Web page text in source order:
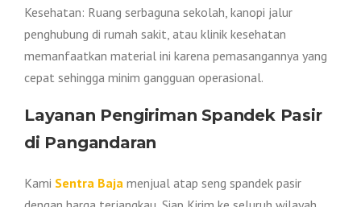
Kesehatan: Ruang serbaguna sekolah, kanopi jalur
penghubung di rumah sakit, atau klinik kesehatan
memanfaatkan material ini karena pemasangannya yang
cepat sehingga minim gangguan operasional.
Layanan Pengiriman Spandek Pasir
di Pangandaran
Kami Sentra Baja menjual atap seng spandek pasir